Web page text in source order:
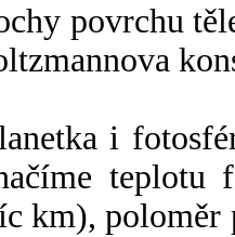
povrchu
i
km),